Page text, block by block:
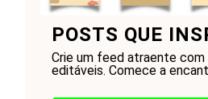
POSTS QUE
Crie um feed atraente
editáveis. Comece a